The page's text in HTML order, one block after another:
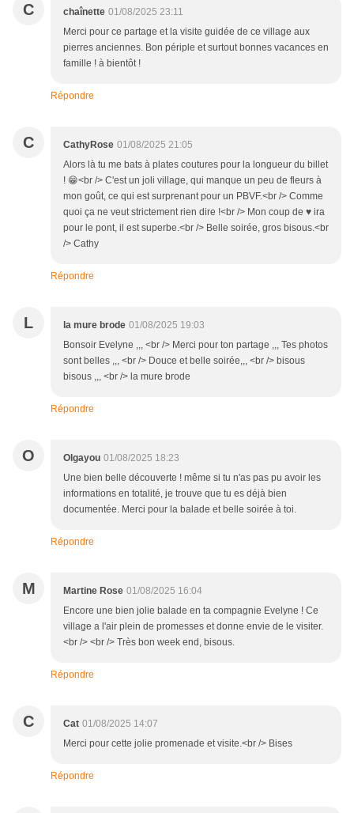
C chaînette 01/08/2025 23:11
Merci pour ce partage et la visite guidée de ce village aux
pierres anciennes. Bon périple et surtout bonnes vacances en
famille ! à bientôt !
Répondre
C CathyRose 01/08/2025 21:05
Alors là tu me bats à plates coutures pour la longueur du billet
! 😁<br /> C'est un joli village, qui manque un peu de fleurs à
mon goût, ce qui est surprenant pour un PBVF.<br /> Comme
quoi ça ne veut strictement rien dire !<br /> Mon coup de ♥ ira
pour le pont, il est superbe.<br /> Belle soirée, gros bisous.<br
/> Cathy
Répondre
L la mure brode 01/08/2025 19:03
Bonsoir Evelyne ,,, <br /> Merci pour ton partage ,,, Tes photos
sont belles ,,, <br /> Douce et belle soirée,,, <br /> bisous
bisous ,,, <br /> la mure brode
Répondre
O Olgayou 01/08/2025 18:23
Une bien belle découverte ! même si tu n'as pas pu avoir les
informations en totalité, je trouve que tu es déjà bien
documentée. Merci pour la balade et belle soirée à toi.
Répondre
M Martine Rose 01/08/2025 16:04
Encore une bien jolie balade en ta compagnie Evelyne ! Ce
village a l'air plein de promesses et donne envie de le visiter.
<br /> <br /> Très bon week end, bisous.
Répondre
C Cat 01/08/2025 14:07
Merci pour cette jolie promenade et visite.<br /> Bises
Répondre